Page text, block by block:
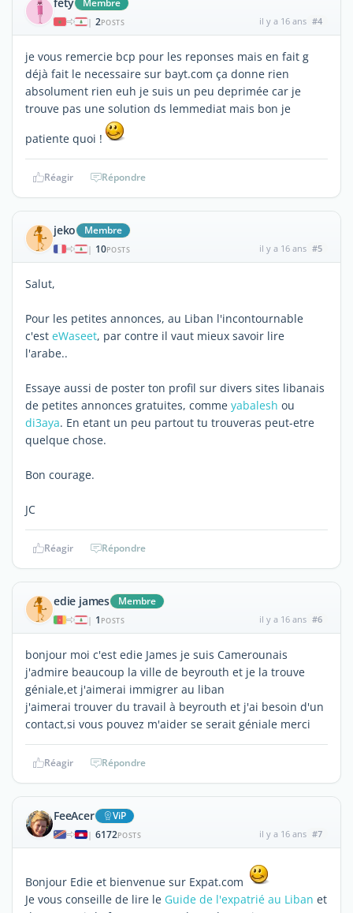
| 2POSTS il y a 16 ans #4
je vous remercie bcp pour les reponses mais en fait g
déjà fait le necessaire sur bayt.com ça donne rien
absolument rien euh je suis un peu deprimée car je
trouve pas une solution ds lemmediat mais bon je
patiente quoi !
Réagir Répondre
jeko Membre
| 10POSTS il y a 16 ans #5
Salut,
Pour les petites annonces, au Liban l'incontournable
c'est eWaseet, par contre il vaut mieux savoir lire
l'arabe..
Essaye aussi de poster ton profil sur divers sites libanais
de petites annonces gratuites, comme yabalesh ou
di3aya. En etant un peu partout tu trouveras peut-etre
quelque chose.
Bon courage.
JC
Réagir Répondre
edie james Membre
| 1 POSTS il y a 16 ans #6
bonjour moi c'est edie James je suis Camerounais
j'admire beaucoup la ville de beyrouth et je la trouve
géniale,et j'aimerai immigrer au liban
j'aimerai trouver du travail à beyrouth et j'ai besoin d'un
contact,si vous pouvez m'aider se serait géniale merci
Réagir Répondre
FeeAcer ViP
| 6172POSTS il y a 16 ans #7
Bonjour Edie et bienvenue sur Expat.com
Je vous conseille de lire le Guide de l'expatrié au Liban et